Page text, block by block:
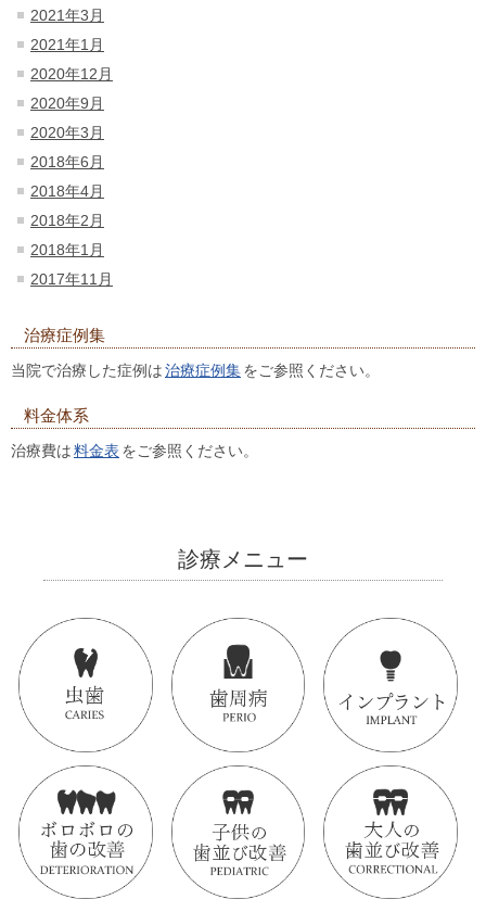
2021年3月
2021年1月
2020年12月
2020年9月
2020年3月
2018年6月
2018年4月
2018年2月
2018年1月
2017年11月
治療症例集
当院で治療した症例は治療症例集をご参照ください。
料金体系
治療費は料金表 をご参照ください。
診療メニュー